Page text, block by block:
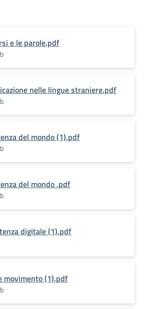
e le parole.pdf
nelle lingue straniere.pdf
del mondo (1).pdf
del mondo .pdf
digitale (1).pdf
movimento (1).pdf